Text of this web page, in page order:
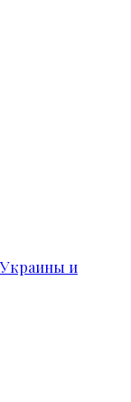
Украины и